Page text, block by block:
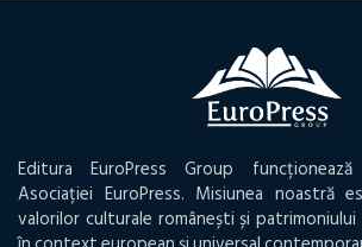
Editura EuroPress Group
Asociației EuroPress. Misiunea noastră
valorilor culturale românești și